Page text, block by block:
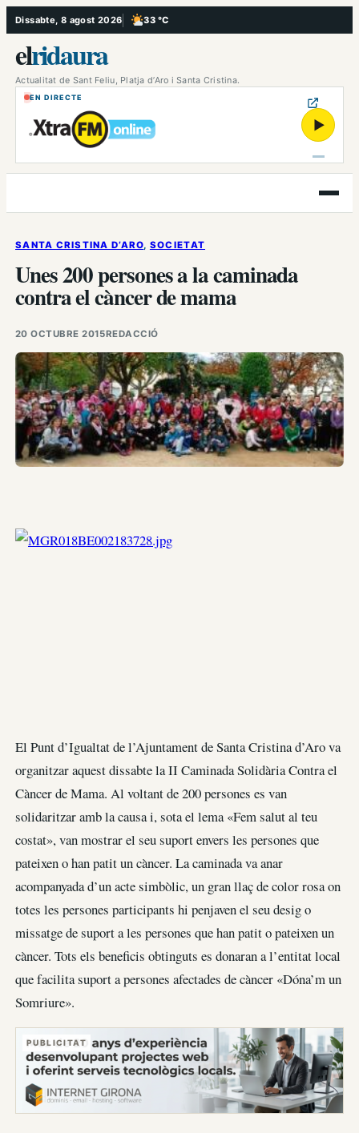
Vés
al
contingut
Dissabte, 8 agost 2026 33 °C
, Poc ennuvolat
elridaura
Actualitat de Sant Feliu, Platja d’Aro i Santa Cristina.
EN DIRECTE
▶
Obre
el
SANTA CRISTINA D’ARO, SOCIETAT
Unes 200 persones a la caminada
contra el càncer de mama
20 OCTUBRE 2015REDACCIÓ
El Punt d’Igualtat de l’Ajuntament de Santa Cristina d’Aro va
organitzar aquest dissabte la II Caminada Solidària Contra el
Càncer de Mama. Al voltant de 200 persones es van
solidaritzar amb la causa i, sota el lema «Fem salut al teu
costat», van mostrar el seu suport envers les persones que
pateixen o han patit un càncer. La caminada va anar
acompanyada d’un acte simbòlic, un gran llaç de color rosa on
totes les persones participants hi penjaven el seu desig o
missatge de suport a les persones que han patit o pateixen un
càncer. Tots els beneficis obtinguts es donaran a l’entitat local
que facilita suport a persones afectades de càncer «Dóna’m un
Somriure».
PUBLICITAT